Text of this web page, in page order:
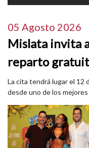
05 Agosto 2026
Mislata invita
reparto
La cita tendrá lugar el 12
desde uno de los